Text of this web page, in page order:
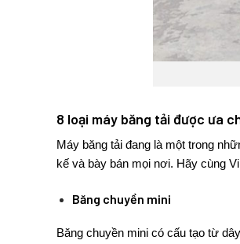
8 loại máy băng tải được ưa
Máy băng tải đang là một trong
kế và bày bán mọi nơi. Hãy cùng
Băng chuyền mini
Băng chuyền mini có cấu tạo từ